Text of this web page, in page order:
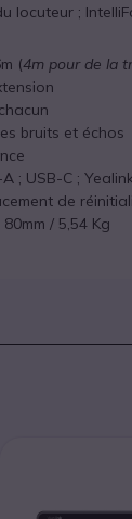
locuteur ;
(4m pour de la
bruits et échos
; USB-C ;
de
/ 5,54 Kg